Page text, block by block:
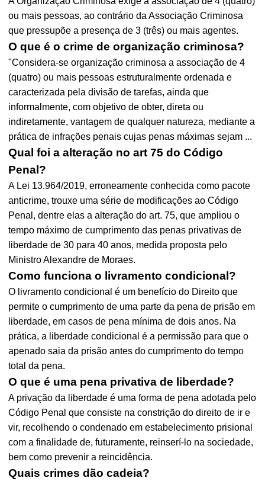
ou mais pessoas, ao contrário da Associação Criminosa
que pressupõe a presença de 3 (três) ou mais agentes.
O que é o crime de organização criminosa?
"Considera-se organização criminosa a associação de 4
(quatro) ou mais pessoas estruturalmente ordenada e
caracterizada pela divisão de tarefas, ainda que
informalmente, com objetivo de obter, direta ou
indiretamente, vantagem de qualquer natureza, mediante a
prática de infrações penais cujas penas máximas sejam ...
Qual foi a alteração no art 75 do Código
Penal?
A Lei 13.964/2019, erroneamente conhecida como pacote
anticrime, trouxe uma série de modificações ao Código
Penal, dentre elas a alteração do art. 75, que ampliou o
tempo máximo de cumprimento das penas privativas de
liberdade de 30 para 40 anos, medida proposta pelo
Ministro Alexandre de Moraes.
Como funciona o livramento condicional?
O livramento condicional é um benefício do Direito que
permite o cumprimento de uma parte da pena de prisão em
liberdade, em casos de pena mínima de dois anos. Na
prática, a liberdade condicional é a permissão para que o
apenado saia da prisão antes do cumprimento do tempo
total da pena.
O que é uma pena privativa de liberdade?
A privação da liberdade é uma forma de pena adotada pelo
Código Penal que consiste na constrição do direito de ir e
vir, recolhendo o condenado em estabelecimento prisional
com a finalidade de, futuramente, reinserí-lo na sociedade,
bem como prevenir a reincidência.
Quais crimes dão cadeia?